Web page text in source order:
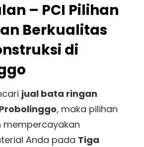
– PCI Pilihan
Berkualitas
di
jual bata ringan
, maka pilihan
mempercayakan
Anda pada Tiga